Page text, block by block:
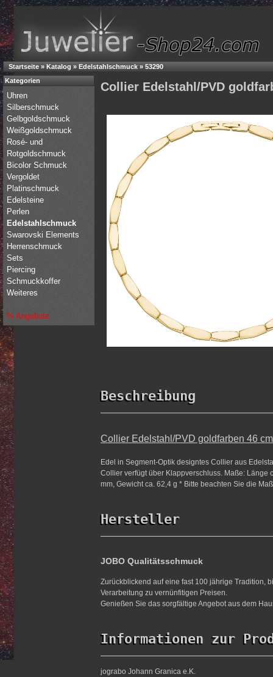
Startseite » Katalog » Edelstahlschmuck » 53290
Collier Edelstahl/PVD
Beschreibung
Collier Edelstahl/PVD goldfarben 46 cm
Edel in Segment-Optik designtes Collier aus
Collier verfügt über Klappverschluss. Maße: Länge
mm, Gewicht ca. 62,4 g * Bitte beachten Sie die
Hersteller
JOBO Qualitätsschmuck
Zurückblickend auf eine fast 100 jährige Tradition,
Verarbeitung zu vernünfitigen Preisen.
Genießen Sie das sorgfältige Angebot aus dem
Informationen zur
jograbo Johann Granica e.K.
Kategorien
Uhren
Silberschmuck
Gelbgoldschmuck
Weißgoldschmuck
Rosé- und
Rotgoldschmuck
Bicolor Schmuck
Vergoldet
Platinschmuck
Edelsteine
Perlen
Edelstahlschmuck
Swarovski Elements
Herrenschmuck
Sets
Piercing
Schmuckkoffer
Weiteres
% Angebote